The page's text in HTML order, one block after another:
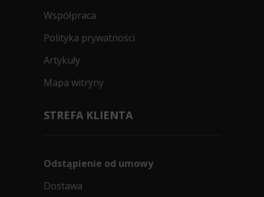
Współpraca
Polityka prywatności
Artykuły
Mapa witryny
STREFA KLIENTA
Odstąpienie od umowy
Dostawa